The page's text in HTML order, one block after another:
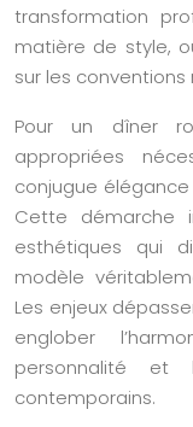
transformation
matière de style,
sur les conventions
Pour un dîner
appropriées
conjugue
Cette démarche
esthétiques qui
modèle
Les enjeux
englober
personnalité
contemporains.